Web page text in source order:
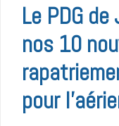
Le PDG
nos 10
pour